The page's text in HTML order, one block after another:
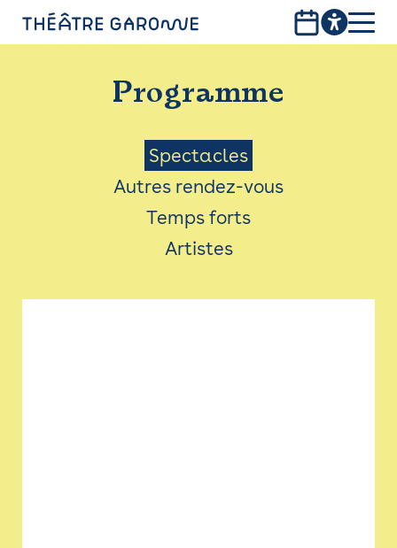
PROGRAMME
INFOS PRATIQUES
AVEC LES PUBLICS
ACCESSIBILITÉ
LES PRODUCTIONS
Programme
Menu
Saison
Spectacles
Autres rendez-vous
Temps forts
Artistes